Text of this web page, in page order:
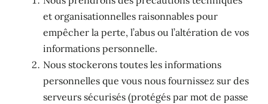
et organisationnelles raisonnables pour
empêcher la perte, l’abus ou l’altération de vos
informations personnelle.
Nous stockerons toutes les informations
personnelles que vous nous fournissez sur des
serveurs sécurisés (protégés par mot de passe